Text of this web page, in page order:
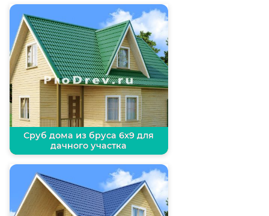
Сруб дома из бруса 6х9 для
дачного участка